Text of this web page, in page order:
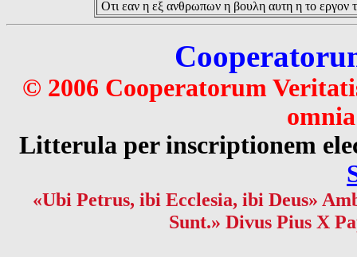
Οτι εαν η εξ ανθρωπων η βουλη αυτη η το εργον
© 2006 Cooperatorum
Litterula per inscriptionem
«Ubi Petrus, ibi Ecclesia, ibi Deus»
Sunt.» Divus Pius X